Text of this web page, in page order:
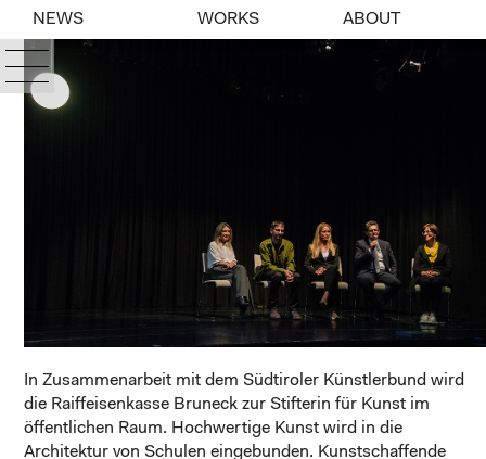
NEWS WORKS ABOUT
In Zusammenarbeit mit dem Südtiroler Künstlerbund wird
die Raiffeisenkasse Bruneck zur Stifterin für Kunst im
öffentlichen Raum. Hochwertige Kunst wird in die
Architektur von Schulen eingebunden. Kunstschaffende